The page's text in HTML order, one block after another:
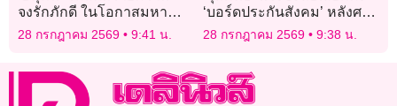
จงรักภักดี ในโอกาสมหา
มงคลเฉลิมพระชนมพรรษา
พระบาทสมเด็จพระเจ้าอยู่หัว
28 กรกฎาคม 2569 9:41 น.
‘บอร์ดประกันสังคม’ หลังศาล
ปกครองรับทุเลา ยันเตรียม
ยื่นอุทธรณ์-ดันเต็มที่ต้องมี
28 กรกฎาคม 2569 9:38 น.